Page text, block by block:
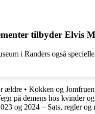
tilbyder Elvis
i Randers også
ældre • Kokken og
på demens hos kvinder
og 2024 – Sats, regler og